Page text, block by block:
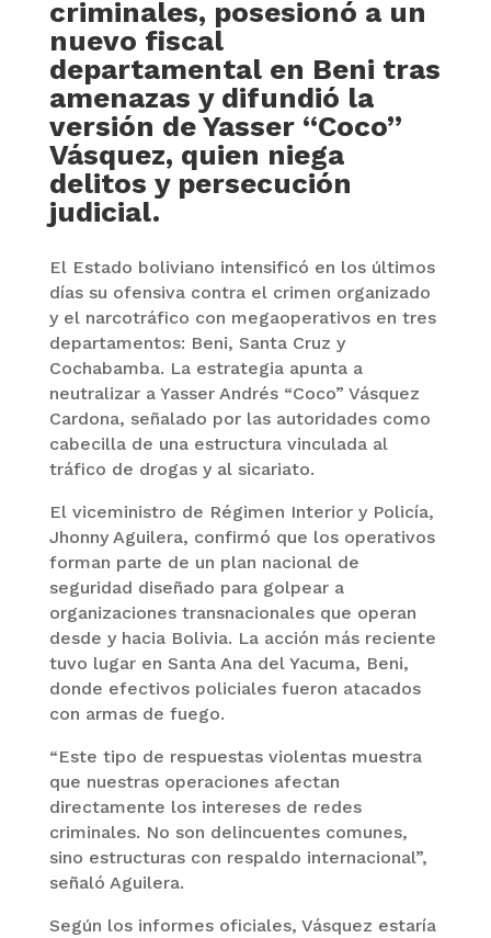
criminales, posesionó a un
nuevo fiscal
departamental en Beni tras
amenazas y difundió la
versión de Yasser “Coco”
Vásquez, quien niega
delitos y persecución
judicial.
El Estado boliviano intensificó en los últimos
días su ofensiva contra el crimen organizado
y el narcotráfico con megaoperativos en tres
departamentos: Beni, Santa Cruz y
Cochabamba. La estrategia apunta a
neutralizar a Yasser Andrés “Coco” Vásquez
Cardona, señalado por las autoridades como
cabecilla de una estructura vinculada al
tráfico de drogas y al sicariato.
El viceministro de Régimen Interior y Policía,
Jhonny Aguilera, confirmó que los operativos
forman parte de un plan nacional de
seguridad diseñado para golpear a
organizaciones transnacionales que operan
desde y hacia Bolivia. La acción más reciente
tuvo lugar en Santa Ana del Yacuma, Beni,
donde efectivos policiales fueron atacados
con armas de fuego.
“Este tipo de respuestas violentas muestra
que nuestras operaciones afectan
directamente los intereses de redes
criminales. No son delincuentes comunes,
sino estructuras con respaldo internacional”,
señaló Aguilera.
Según los informes oficiales, Vásquez estaría